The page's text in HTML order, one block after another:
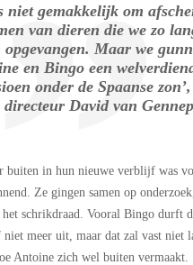
niet gemakkelijk om
van dieren die we zo
opgevangen. Maar we
en Bingo een
onder de Spaanse zon’,
directeur David van
buiten in hun nieuwe verblijf was
Ze gingen samen op
schrikdraad. Vooral Bingo durft
meer uit, maar dat zal vast niet
Antoine zich wel buiten vermaakt.